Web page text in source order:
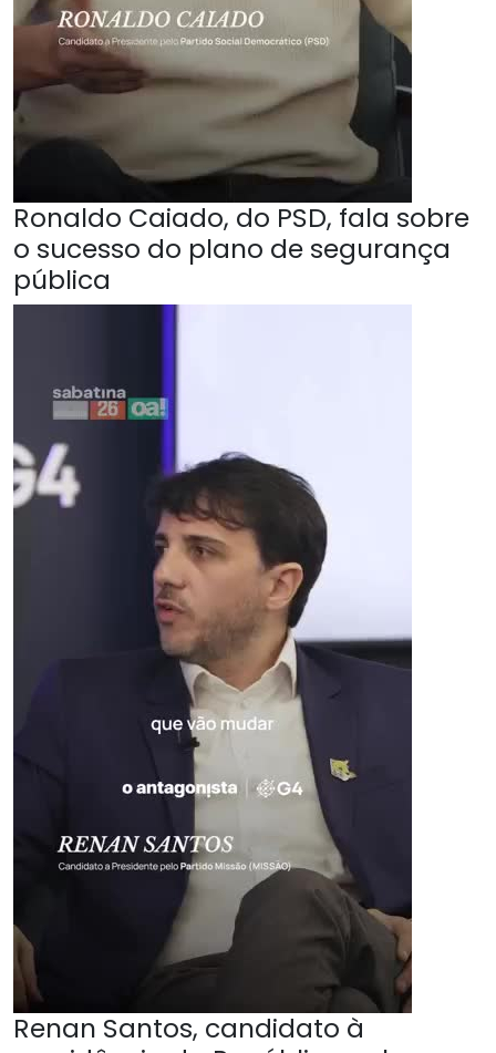
Ronaldo Caiado, do PSD, fala sobre
o sucesso do plano de segurança
pública
Renan Santos, candidato à